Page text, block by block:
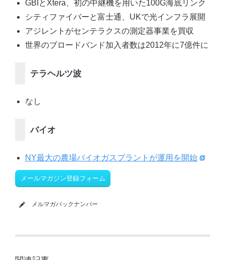
GBIとXtera、初の中継機を用いた100G海底リンク
シティファイバーと富士通、UKで光インフラ展開
アジレントがセンテラクスの測定器事業を買収
世界のブロードバンド加入者数は2012年に7億件に
テラヘルツ波
なし
バイオ
NY最大の農場バイオガスプラントが運用を開始
メールマガジン登録フォーム
メルマガバックナンバー